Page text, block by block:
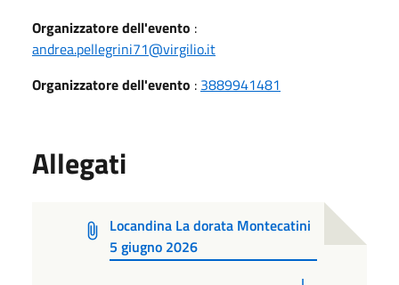
Organizzatore dell'evento :
andrea.pellegrini71@virgilio.it
Organizzatore dell'evento : 3889941481
Allegati
Locandina La dorata Montecatini
5 giugno 2026